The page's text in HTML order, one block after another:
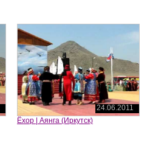
24.06.2011
Ёхор | Аянга (Иркутск)